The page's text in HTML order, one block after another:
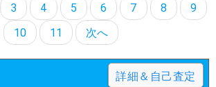
3 4 5 6 7 8
9
10
11 次へ
詳細＆自己査定